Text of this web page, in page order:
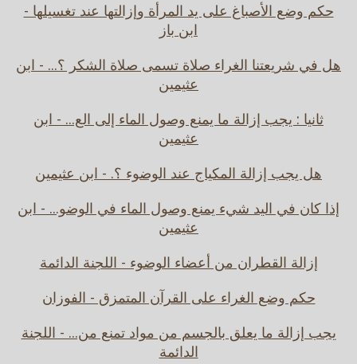
حكم وضع الأصباغ على يد المرأة وإزالتها عند تغسيلها -
ابن باز
هل في شريعتنا الغراء صلاة تسمى صلاة الشكر ؟... - ابن
عثيمين
ثانيا : يجب إزالة ما يمنع وصول الماء إلى الع... - ابن
عثيمين
هل يجب إزالة المكياج عند الوضوء ؟. - ابن عثيمين
إذا كان في اليد شيء يمنع وصول الماء في الوضو... - ابن
عثيمين
إزالة القطران من أعضاء الوضوء - اللجنة الدائمة
حكم وضع الغراء على القرآن المتمزق - الفوزان
يجب إزالة ما يعلق بالجسم من مواد تمنع من... - اللجنة
الدائمة